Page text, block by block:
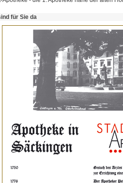
für Sie da